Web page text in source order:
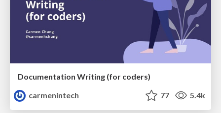
Documentation Writing (for coders)
carmenintech
77 5.4k